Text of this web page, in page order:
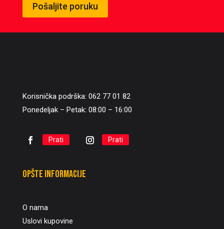
Pošaljite poruku
Korisnička podrška: 062 77 01 82
Ponedeljak – Petak: 08:00 – 16:00
Prati Prati
Opšte informacije
O nama
Uslovi kupovine